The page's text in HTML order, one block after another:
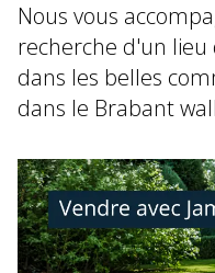
Nous vous
recherche d'un
dans les belles
dans le Brabant